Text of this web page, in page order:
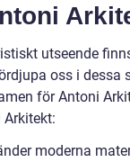
utseende
oss i dessa
för Antoni
moderna